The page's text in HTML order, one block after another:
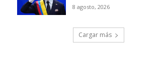
8 agosto, 2026
Cargar más